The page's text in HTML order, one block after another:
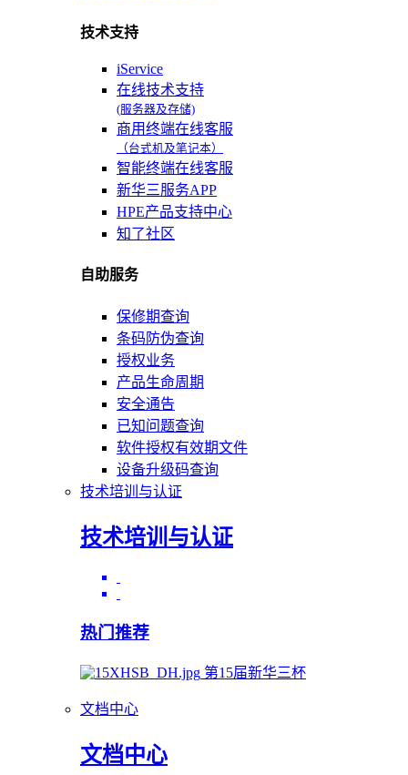
技术支持
iService
在线技术支持
(服务器及存储)
商用终端在线客服
（台式机及笔记本）
智能终端在线客服
新华三服务APP
HPE产品支持中心
知了社区
自助服务
保修期查询
条码防伪查询
授权业务
产品生命周期
安全通告
已知问题查询
软件授权有效期文件
设备升级码查询
技术培训与认证
技术培训与认证
热门推荐
第15届新华三杯
文档中心
文档中心